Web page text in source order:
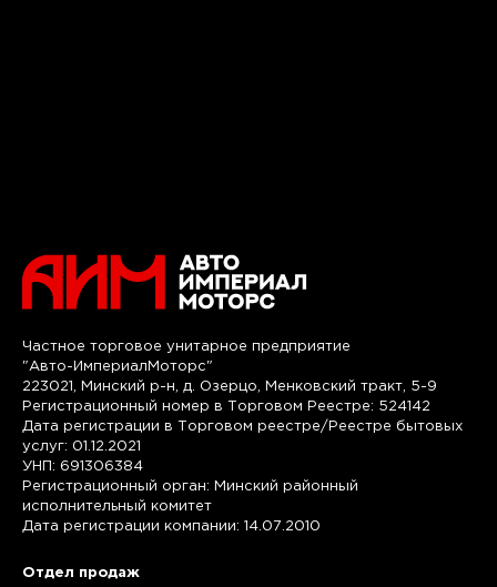
Частное торговое унитарное предприятие
"Авто-ИмпериалМоторс"
223021, Минский р-н, д. Озерцо, Менковский тракт, 5-9
Регистрационный номер в Торговом Реестре: 524142
Дата регистрации в Торговом реестре/Реестре бытовых
услуг: 01.12.2021
УНП: 691306384
Регистрационный орган: Минский районный
исполнительный комитет
Дата регистрации компании: 14.07.2010
Отдел продаж